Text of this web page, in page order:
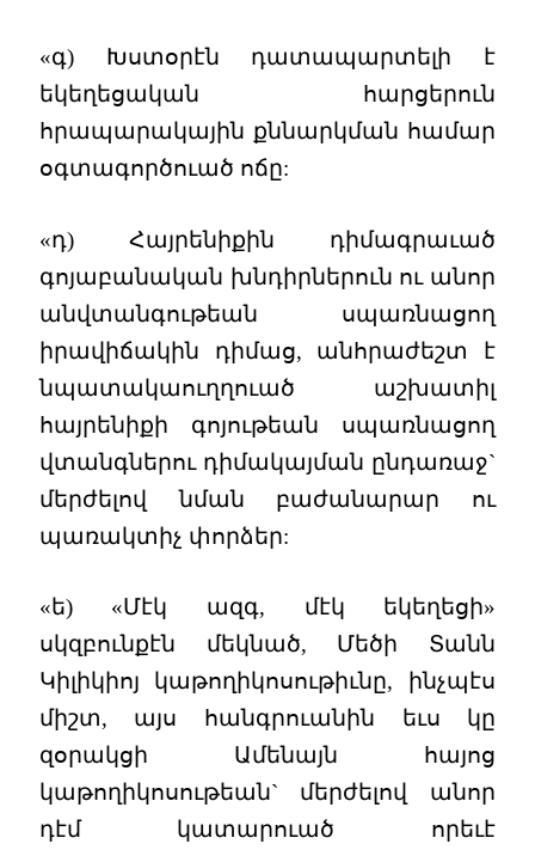
«գ) Խստօրէն դատապարտելի է
եկեղեցական հարցերուն
հրապարակային քննարկման համար
օգտագործուած ոճը:
«դ) Հայրենիքին դիմագրաւած
գոյաբանական խնդիրներուն ու անոր
անվտանգութեան սպառնացող
իրավիճակին դիմաց, անհրաժեշտ է
նպատակաուղղուած աշխատիլ
հայրենիքի գոյութեան սպառնացող
վտանգներու դիմակայման ընդառաջ`
մերժելով նման բաժանարար ու
պառակտիչ փորձեր:
«ե) «Մէկ ազգ, մէկ եկեղեցի»
սկզբունքէն մեկնած, Մեծի Տանն
Կիլիկիոյ կաթողիկոսութիւնը, ինչպէս
միշտ, այս հանգրուանին եւս կը
զօրակցի Ամենայն հայոց
կաթողիկոսութեան` մերժելով անոր
դէմ կատարուած որեւէ